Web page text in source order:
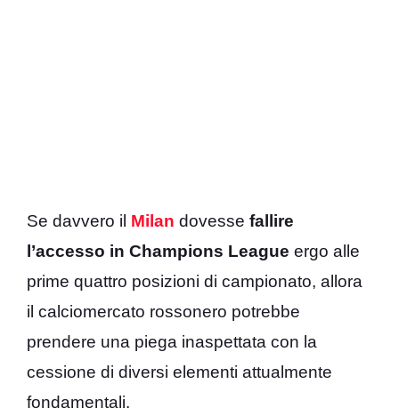
Se davvero il Milan dovesse fallire
l’accesso in Champions League ergo alle
prime quattro posizioni di campionato, allora
il calciomercato rossonero potrebbe
prendere una piega inaspettata con la
cessione di diversi elementi attualmente
fondamentali.